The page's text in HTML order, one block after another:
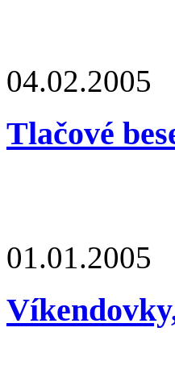
04.02.2005
Tlačové
01.01.2005